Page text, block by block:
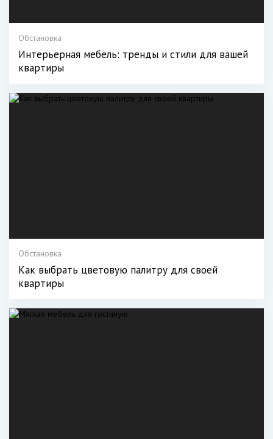
Обстановка
Интерьерная мебель: тренды и стили для вашей
квартиры
Обстановка
Как выбрать цветовую палитру для своей
квартиры